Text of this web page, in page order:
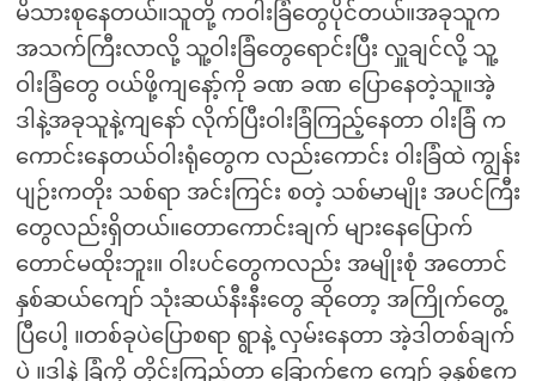
မိသားစုနေတယ်။သူတို့ ကဝါးခြံတွေပိုင်တယ်။အခုသူက
အသက်ကြီးလာလို့ သူ့ဝါးခြံတွေရောင်းပြီး လှူချင်လို့ သူ့
ဝါးခြံတွေ ဝယ်ဖို့ကျနော့်ကို ခဏ ခဏ ပြောနေတဲ့သူ။အဲ့
ဒါနဲ့အခုသူနဲ့ကျနော် လိုက်ပြီးဝါးခြံကြည့်နေတာ ဝါးခြံ က
ကောင်းနေတယ်ဝါးရုံတွေက လည်းကောင်း ဝါးခြံထဲ ကျွန်း
ပျဉ်းကတိုး သစ်ရာ အင်းကြင်း စတဲ့ သစ်မာမျိုး အပင်ကြီး
တွေလည်းရှိတယ်။တောကောင်းချက် များနေပြောက်
တောင်မထိုးဘူး။ ဝါးပင်တွေကလည်း အမျိုးစုံ အတောင်
နှစ်ဆယ်ကျော် သုံးဆယ်နီးနီးတွေ ဆိုတော့ အကြိုက်တွေ့
ပြီပေါ့ ။တစ်ခုပဲပြောစရာ ရွာနဲ့ လှမ်းနေတာ အဲ့ဒါတစ်ချက်
ပဲ ။ဒါနဲ့ ခြံကို တိုင်းကြည့်တာ ခြောက်ဧက ကျော် ခုနှစ်ဧက